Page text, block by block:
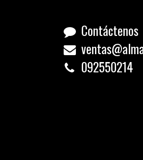
Contáctenos
092550214